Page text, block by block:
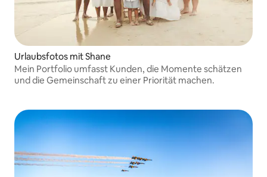
Urlaubsfotos mit Shane
Mein Portfolio umfasst Kunden, die Momente schätzen
und die Gemeinschaft zu einer Priorität machen.